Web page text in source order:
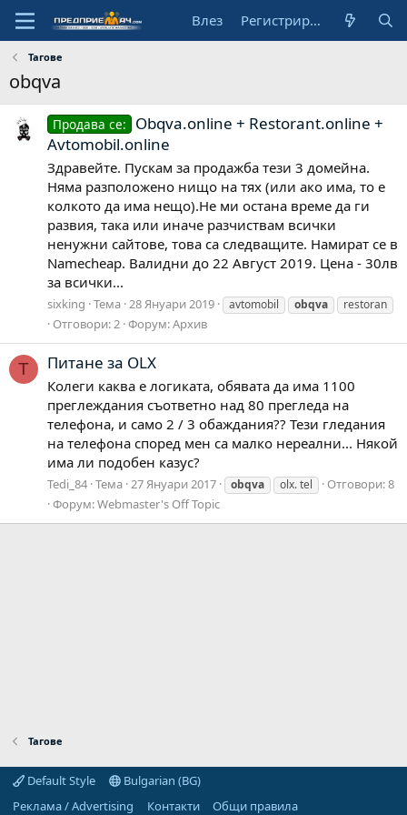
Влез Регистрирай се
Тагове
obqva
Продава се:
Obqva.online + Restorant.online +
Avtomobil.online
Здравейте. Пускам за продажба тези 3 домейна.
Няма разположено нищо на тях (или ако има, то е
колкото да има нещо).Не ми остана време да ги
развия, така или иначе разчиствам всички
ненужни сайтове, това са следващите. Намират се в
Namecheap. Валидни до 22 Август 2019. Цена - 30лв
за всички...
sixking Тема 28 Януари 2019 avtomobil obqva restoran
Отговори: 2 Форум:Архив
T Питане за OLX
Колеги каква е логиката, обявата да има 1100
преглеждания съответно над 80 прегледа на
телефона, и само 2 / 3 обаждания?? Тези гледания
на телефона според мен са малко нереални... Някой
има ли подобен казус?
Tedi_84 Тема 27 Януари 2017 obqva olx. tel
Отговори: 8
Форум:Webmaster's Off Topic
Тагове
Default Style
Bulgarian (BG)
Реклама / Advertising
Контакти
Общи правила